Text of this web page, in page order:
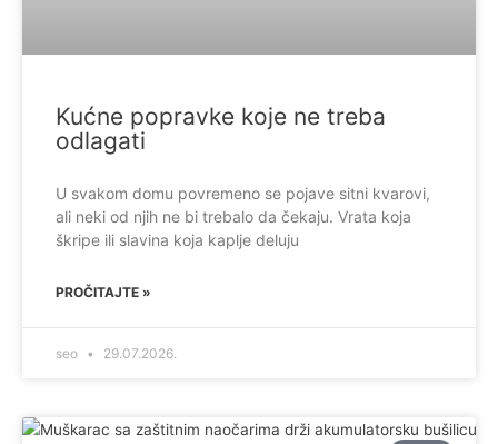
Kućne popravke koje ne treba
odlagati
U svakom domu povremeno se pojave sitni kvarovi,
ali neki od njih ne bi trebalo da čekaju. Vrata koja
škripe ili slavina koja kaplje deluju
PROČITAJTE »
seo 29.07.2026.